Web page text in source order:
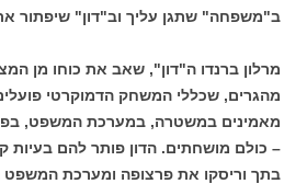
ב"משפחה" שתגן עליך וב"דון" שיפתור
מרלון ברנדו ה"דון", שאב את כוחו מן
מהגרים, שכללי המשחק הדמוקרטי
מאמינים במשטרה, במערכת המשפט,
– כולם מושחתים. הדון פותר להם בעיות
בתך וריסקו את פרצופה ומערכת